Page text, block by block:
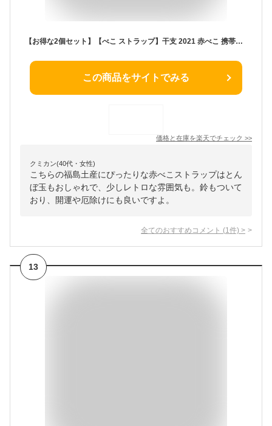
【お得な2個セット】【べこ ストラップ】干支 2021 赤べこ 携帯ストラップ 落下防止 おしゃれ かわいい トンボ玉 ストラップ スマホ お守り 根付 鈴 キーホルダー 牛 会津張子 夫婦 福島 開運 厄除け 女性 雑貨 財布 癒しグッズ
この商品をサイトでみる
価格と在庫を楽天でチェック >>
クミカン(40代・女性)
こちらの福島土産にぴったりな赤べこストラップはとん
ぼ玉もおしゃれで、少しレトロな雰囲気も。鈴もついて
おり、開運や厄除けにも良いですよ。
全てのおすすめコメント (1 件) >
13